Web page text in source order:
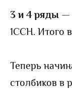
3 и 4 ряды —
1ССН. Итого
Теперь
столбиков в